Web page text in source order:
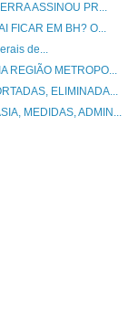
ASSINOU PR...
FICAR EM BH? O...
de...
REGIÃO METROPO...
ELIMINADA...
MEDIDAS, ADMIN...